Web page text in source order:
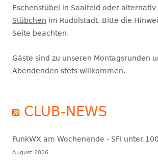
Eschenstübel
in Saalfeld oder alternativ
Stübchen im Rudolstadt. Bitte die
Seite beachten.
Gäste sind zu unseren Montagsrunden
Abendenden stets willkommen.
CLUB-NEWS
FunkWX am Wochenende - SFI unter
August 2026